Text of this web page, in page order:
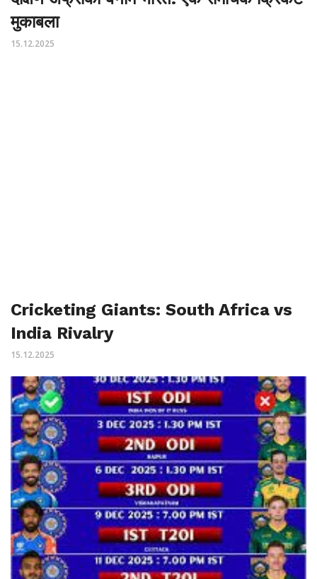
मुकाबला
15.12.2025
Cricketing Giants: South Africa vs
India Rivalry
15.12.2025